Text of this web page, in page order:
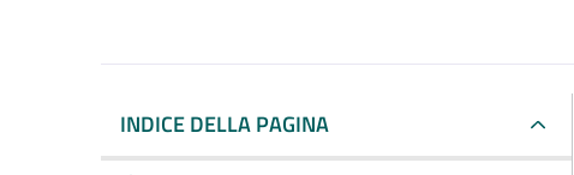
INDICE DELLA PAGINA